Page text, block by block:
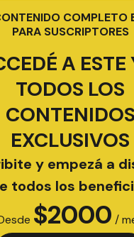
COMPLETO
PARA SUSCRIPTORES
A ESTE
TODOS LOS
CONTENIDOS
EXCLUSIVOS
y empezá a
todos los
$2000 /